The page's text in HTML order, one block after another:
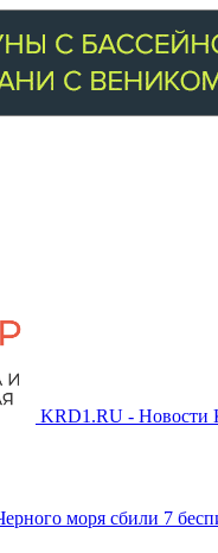
KRD1.RU - Новости
моря сбили 7